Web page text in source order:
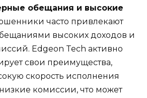
обещания и высокие
часто привлекают
высоких доходов и
Edgeon Tech активно
свои преимущества,
скорость исполнения
комиссии, что может